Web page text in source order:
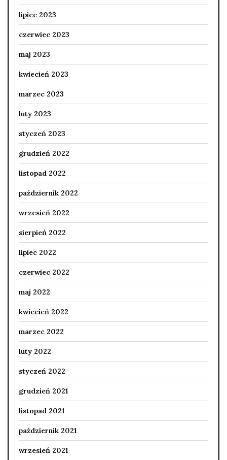
lipiec 2023
czerwiec 2023
maj 2023
kwiecień 2023
marzec 2023
luty 2023
styczeń 2023
grudzień 2022
listopad 2022
październik 2022
wrzesień 2022
sierpień 2022
lipiec 2022
czerwiec 2022
maj 2022
kwiecień 2022
marzec 2022
luty 2022
styczeń 2022
grudzień 2021
listopad 2021
październik 2021
wrzesień 2021